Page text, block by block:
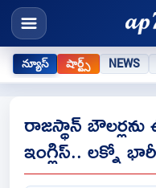
న్యూస్ షార్ట్స్ NEWS
రాజస్థాన్
ఇంగ్లిస్.. లక్నో